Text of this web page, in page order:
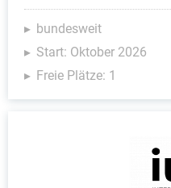
bundesweit
Start: Oktober 2026
Freie Plätze: 1